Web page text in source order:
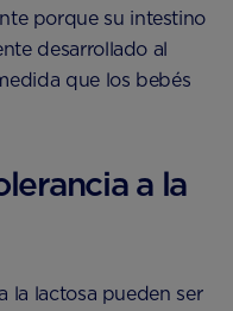
porque su intestino
desarrollado al
que los bebés
a la
la lactosa pueden ser